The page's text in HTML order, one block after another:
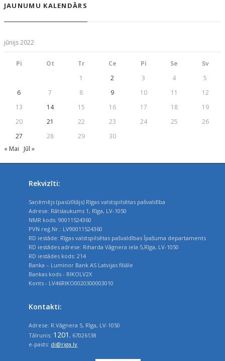
JAUNUMU KALENDĀRS
jūnijs 2022
Pi Ot Tr Ce Pi Se
Sv
1
2 3 4
5
6
7 8 9 10 11
12
13
14 15 16 17 18
19
20
21 22 23 24 25
26
27
28 29
30
« Mai
Jūl »
Rekvizīti:
Saņēmējs (pasūtītājs) Rīgas valstspilsētas pašvaldība
Adrese: Rātslaukums 1, Rīga, LV-1050
NMR kods: 90011524360
PVN reģ.Nr.: LV90011524360
RD iestāde: Rīgas valstspilsētas pašvaldības Īpašuma departaments
RD iestādes adrese: Riharda Vāgnera iela 5,Rīga, LV-1050
RD iestādes kods: 214
Banka – Luminor Bank AS Latvijas filiāle
Bankas kods - RIKOLV2X
Konts - LV46RIKO0020300003010
Kontakti:
Adrese: R.Vāgnera 5, Rīga, LV-1050
Tālrunis: 1201 , 67026138
e-pasts: di@riga.lv